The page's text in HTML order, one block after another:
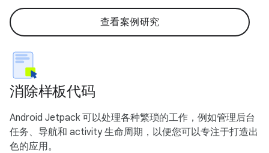
查看案例研究
消除样板代码
Android Jetpack 可以处理各种繁琐的工作，例如管理后台
任务、导航和 activity 生命周期，以便您可以专注于打造出
色的应用。